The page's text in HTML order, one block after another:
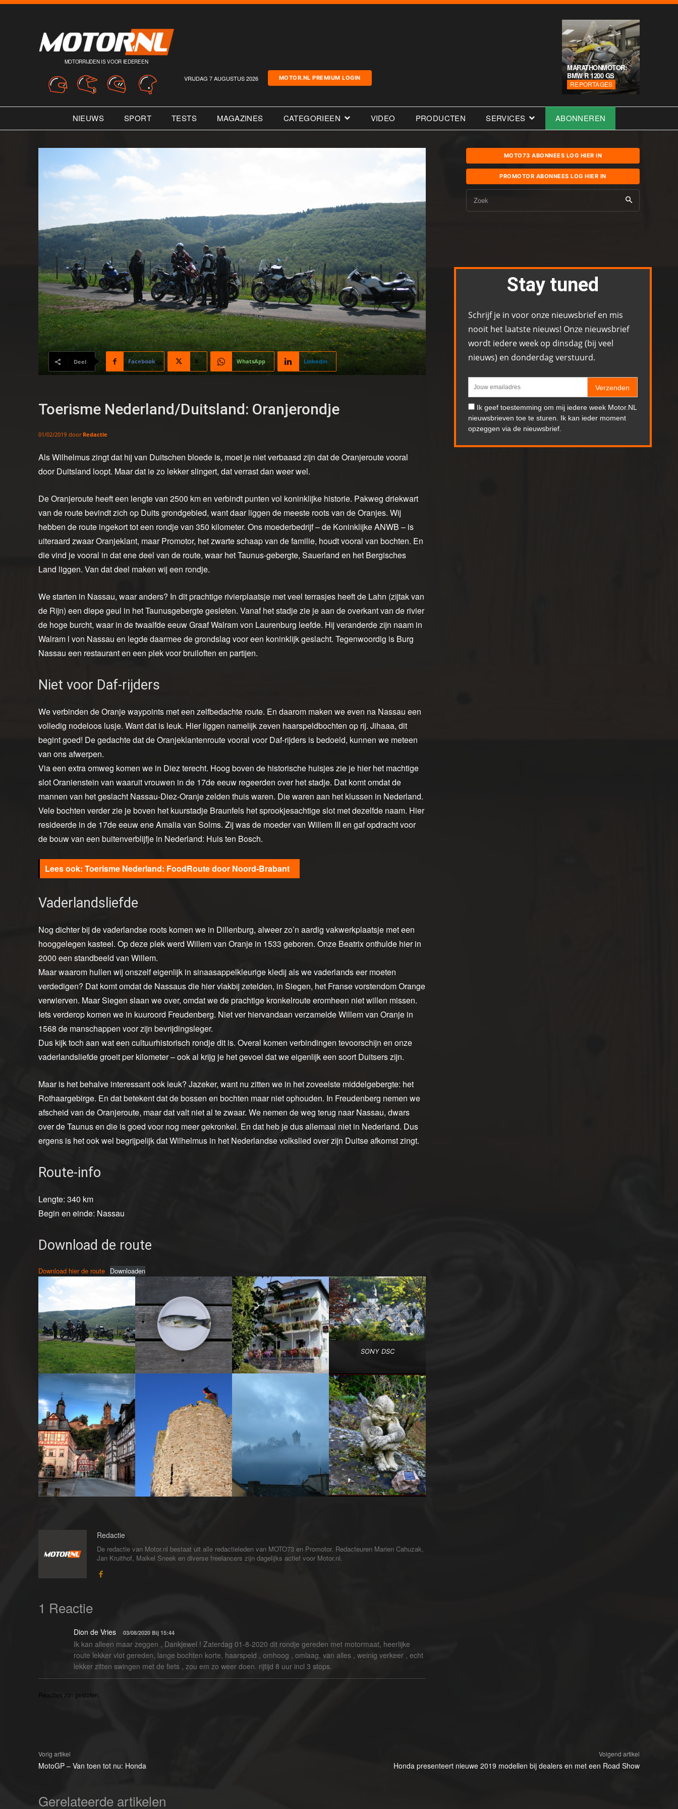
MOTORRIJDEN IS VOOR IEDEREEN
VRIJDAG 7 AUGUSTUS 2026 MOTOR.NL PREMIUM LOGIN
MARATHONMOTOR:
BMW R 1200 GS
REPORTAGES
NIEUWS SPORT TESTS MAGAZINES CATEGORIEEN VIDEO PRODUCTEN SERVICES ABONNEREN
Deel Facebook X WhatsApp Linkedin
Toerisme Nederland/Duitsland: Oranjerondje
01/02/2019 door Redactie
Als Wilhelmus zingt dat hij van Duitschen bloede is, moet je niet verbaasd zijn dat de Oranjeroute vooral
door Duitsland loopt. Maar dat ie zo lekker slingert, dat verrast dan weer wel.
De Oranjeroute heeft een lengte van 2500 km en verbindt punten vol koninklijke historie. Pakweg driekwart
van de route bevindt zich op Duits grondgebied, want daar liggen de meeste roots van de Oranjes. Wij
hebben de route ingekort tot een rondje van 350 kilometer. Ons moederbedrijf – de Koninklijke ANWB – is
uiteraard zwaar Oranjeklant, maar Promotor, het zwarte schaap van de familie, houdt vooral van bochten. En
die vind je vooral in dat ene deel van de route, waar het Taunus-gebergte, Sauerland en het Bergisches
Land liggen. Van dat deel maken wij een rondje.
We starten in Nassau, waar anders? In dit prachtige rivierplaatsje met veel terrasjes heeft de Lahn (zijtak van
de Rijn) een diepe geul in het Taunusgebergte gesleten. Vanaf het stadje zie je aan de overkant van de rivier
de hoge burcht, waar in de twaalfde eeuw Graaf Walram von Laurenburg leefde. Hij veranderde zijn naam in
Walram l von Nassau en legde daarmee de grondslag voor een koninklijk geslacht. Tegenwoordig is Burg
Nassau een restaurant en een plek voor bruiloften en partijen.
Niet voor Daf-rijders
We verbinden de Oranje waypoints met een zelfbedachte route. En daarom maken we even na Nassau een
volledig nodeloos lusje. Want dat is leuk. Hier liggen namelijk zeven haarspeldbochten op rij. Jihaaa, dit
begint goed! De gedachte dat de Oranjeklantenroute vooral voor Daf-rijders is bedoeld, kunnen we meteen
van ons afwerpen.
Via een extra omweg komen we in Diez terecht. Hoog boven de historische huisjes zie je hier het machtige
slot Oranienstein van waaruit vrouwen in de 17de eeuw regeerden over het stadje. Dat komt omdat de
mannen van het geslacht Nassau-Diez-Oranje zelden thuis waren. Die waren aan het klussen in Nederland.
Vele bochten verder zie je boven het kuurstadje Braunfels het sprookjesachtige slot met dezelfde naam. Hier
resideerde in de 17de eeuw ene Amalia van Solms. Zij was de moeder van Willem III en gaf opdracht voor
de bouw van een buitenverblijfje in Nederland: Huis ten Bosch.
Toerisme Nederland: FoodRoute door Noord-Brabant
Vaderlandsliefde
Nog dichter bij de vaderlandse roots komen we in Dillenburg, alweer zo’n aardig vakwerkplaatsje met een
hooggelegen kasteel. Op deze plek werd Willem van Oranje in 1533 geboren. Onze Beatrix onthulde hier in
2000 een standbeeld van Willem.
Maar waarom hullen wij onszelf eigenlijk in sinaasappelkleurige kledij als we vaderlands eer moeten
verdedigen? Dat komt omdat de Nassaus die hier vlakbij zetelden, in Siegen, het Franse vorstendom Orange
verwierven. Maar Siegen slaan we over, omdat we de prachtige kronkelroute eromheen niet willen missen.
Iets verderop komen we in kuuroord Freudenberg. Niet ver hiervandaan verzamelde Willem van Oranje in
1568 de manschappen voor zijn bevrijdingsleger.
Dus kijk toch aan wat een cultuurhistorisch rondje dit is. Overal komen verbindingen tevoorschijn en onze
vaderlandsliefde groeit per kilometer – ook al krijg je het gevoel dat we eigenlijk een soort Duitsers zijn.
Maar is het behalve interessant ook leuk? Jazeker, want nu zitten we in het zoveelste middelgebergte: het
Rothaargebirge. En dat betekent dat de bossen en bochten maar niet ophouden. In Freudenberg nemen we
afscheid van de Oranjeroute, maar dat valt niet al te zwaar. We nemen de weg terug naar Nassau, dwars
over de Taunus en die is goed voor nog meer gekronkel. En dat heb je dus allemaal niet in Nederland. Dus
ergens is het ook wel begrijpelijk dat Wilhelmus in het Nederlandse volkslied over zijn Duitse afkomst zingt.
Route-info
Lengte: 340 km
Begin en einde: Nassau
Download de route
Download hier de route Downloaden
SONY DSC
Redactie
De redactie van Motor.nl bestaat uit alle redactieleden van MOTO73 en Promotor. Redacteuren Marien Cahuzak,
Jan Kruithof, Maikel Sneek en diverse freelancers zijn dagelijks actief voor Motor.nl.
1 Reactie
Dion de Vries 03/08/2020 Bij 15:44
Ik kan alleen maar zeggen , Dankjewel ! Zaterdag 01-8-2020 dit rondje gereden met motormaat, heerlijke
route lekker vlot gereden, lange bochten korte, haarspeld , omhoog , omlaag, van alles , weinig verkeer , echt
lekker zitten swingen met de fiets , zou em zo weer doen. rijtijd 8 uur incl 3 stops.
Reacties zijn gesloten.
MOTO73 ABONNEES LOG HIER IN
PROMOTOR ABONNEES LOG HIER IN
Zoek
Stay tuned
Schrijf je in voor onze nieuwsbrief en mis
nooit het laatste nieuws! Onze nieuwsbrief
wordt iedere week op dinsdag (bij veel
nieuws) en donderdag verstuurd.
Verzenden
Ik geef toestemming om mij iedere week Motor.NL
nieuwsbrieven toe te sturen. Ik kan ieder moment
opzeggen via de nieuwsbrief.
Vorig artikel
MotoGP – Van toen tot nu: Honda
Volgend artikel
Honda presenteert nieuwe 2019 modellen bij dealers en met een Road Show
Gerelateerde artikelen